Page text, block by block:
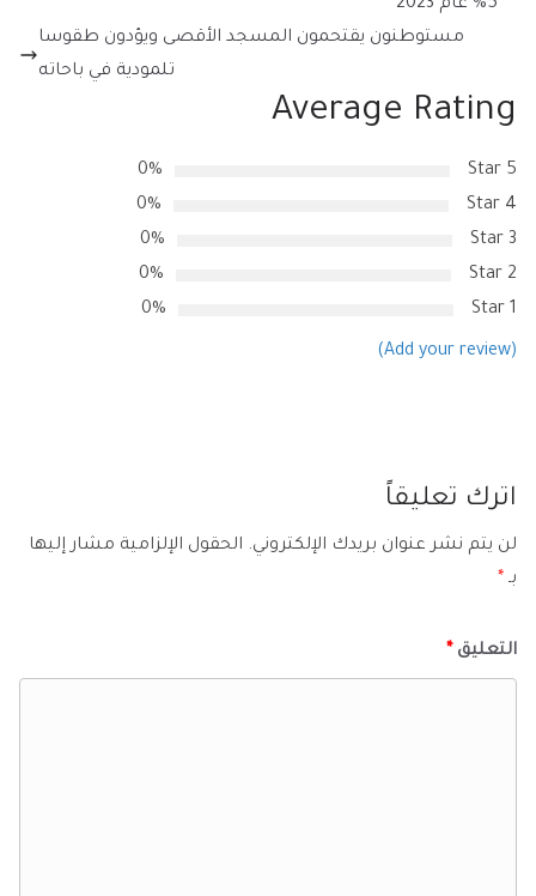
5% عام 2023
مستوطنون يقتحمون المسجد الأقصى ويؤدون طقوسا
تلمودية في باحاته
Average Rating
5 Star
0%
4 Star
0%
3 Star
0%
2 Star
0%
1 Star
0%
(Add your review)
اترك تعليقاً
لن يتم نشر عنوان بريدك الإلكتروني. الحقول الإلزامية مشار إليها
بـ *
التعليق *